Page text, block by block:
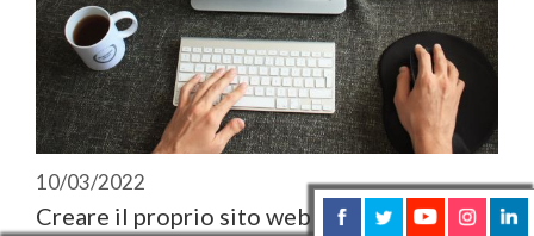
10/03/2022
Creare il proprio sito web Professionale in